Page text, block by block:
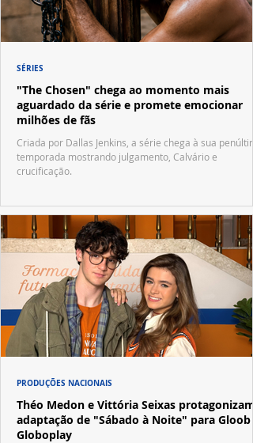
"The Chosen" chega ao momento mais
aguardado da série e promete emocionar
milhões de fãs
Criada por Dallas Jenkins, a série chega à sua
temporada mostrando julgamento, Calvário e
crucificação.
SÉRIES
Théo Medon e Vittória Seixas protagonizam
adaptação de "Sábado à Noite" para Gloob e
Globoplay
PRODUÇÕES NACIONAIS